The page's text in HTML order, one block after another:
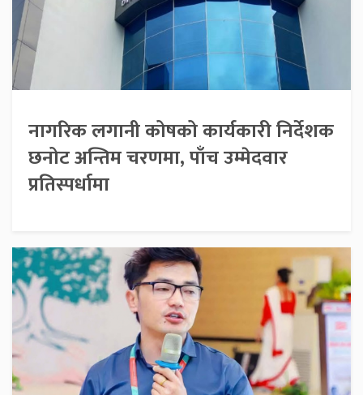
नागरिक लगानी कोषको कार्यकारी निर्देशक
छनोट अन्तिम चरणमा, पाँच उम्मेदवार
प्रतिस्पर्धामा